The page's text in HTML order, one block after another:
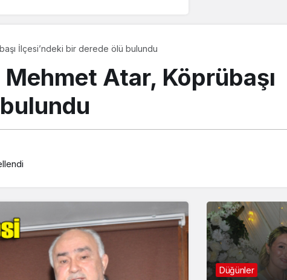
İlçesi’ndeki bir derede ölü bulundu
Atar, Köprübaşı
Düğünler